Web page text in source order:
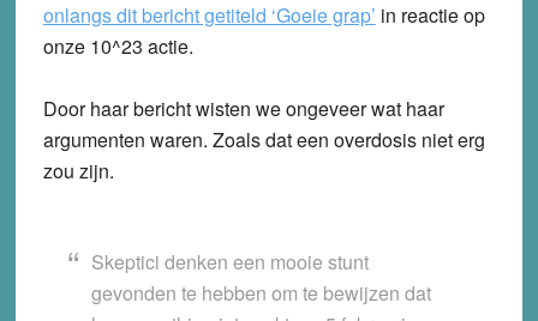
onlangs dit bericht getiteld ‘Goeie grap’ in reactie op
onze 10^23 actie.
Door haar bericht wisten we ongeveer wat haar
argumenten waren. Zoals dat een overdosis niet erg
zou zijn.
Skeptici denken een mooie stunt
gevonden te hebben om te bewijzen dat